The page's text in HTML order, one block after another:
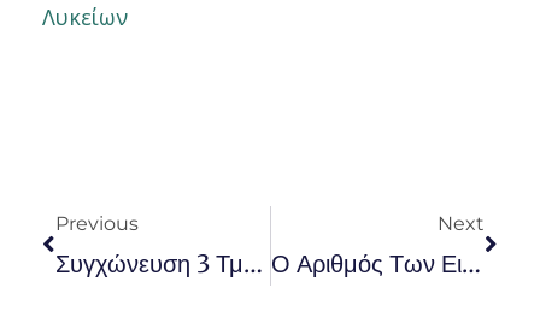
Λυκείων
Previous
Συγχώνευση 3 Τμημάτων Του ΔΠΘ
Next
Ο Αριθμός Των Εισακτέων Στην Αστυνομία Το 2024